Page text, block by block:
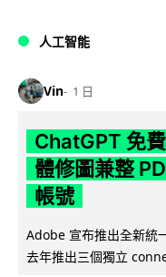
人工智能
Vin 1 日
ChatGPT 免
體修圖兼整
帳號
Adobe 宣布推出全新統
去年推出三個獨立